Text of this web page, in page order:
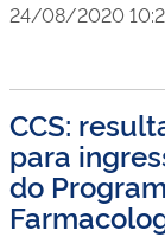
24/08/2020
CCS:
para
do